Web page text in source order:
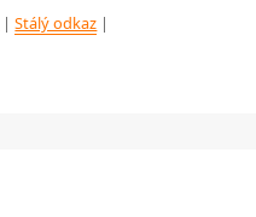
|Stálý odkaz |